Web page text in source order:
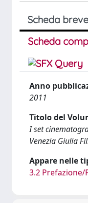
Scheda breve
Scheda
Anno
2011
Titolo del
I set
Venezia Giulia
Appare nelle
3.2